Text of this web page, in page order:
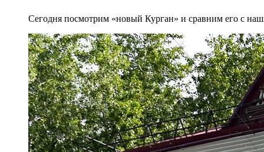
Сегодня посмотрим «новый Курган» и сравним его с